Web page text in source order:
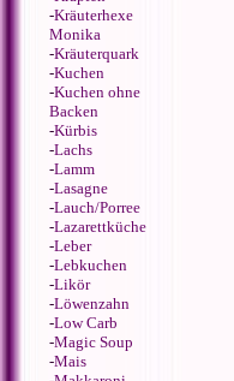
-Kräuterhexe
Monika
-Kräuterquark
-Kuchen
-Kuchen ohne
Backen
-Kürbis
-Lachs
-Lamm
-Lasagne
-Lauch/Porree
-Lazarettküche
-Leber
-Lebkuchen
-Likör
-Löwenzahn
-Low Carb
-Magic Soup
-Mais